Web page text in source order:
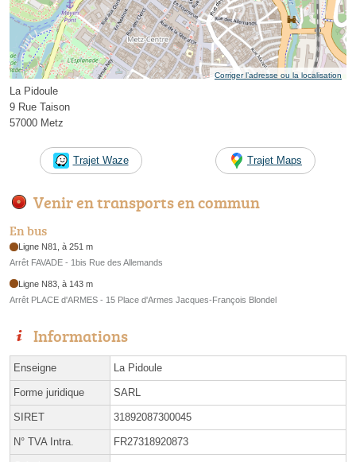
Corriger l’adresse ou la localisation
La Pidoule
9 Rue Taison
57000 Metz
Trajet Waze Trajet Maps
Venir en transports en commun
En bus
Ligne N81, à 251 m
Arrêt FAVADE - 1bis Rue des Allemands
Ligne N83, à 143 m
Arrêt PLACE d'ARMES - 15 Place d'Armes Jacques-François Blondel
Informations
Enseigne La Pidoule
Forme juridique SARL
SIRET 31892087300045
N° TVA Intra. FR27318920873